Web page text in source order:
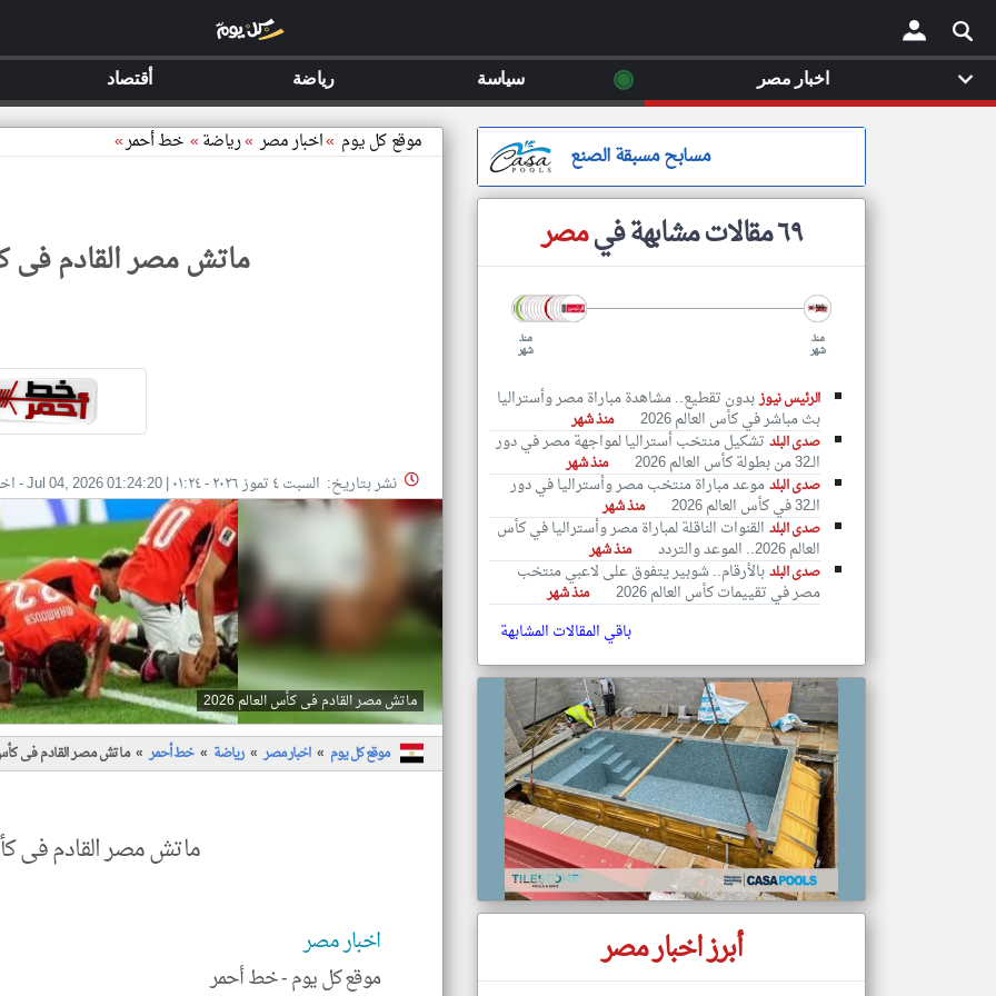
× موقع كل يوم »اخبار مصر »رياضة» خط أحمر»
ماتش مصر القادم فى كأس
نشر بتاريخ: السبت ٤ تموز ٢٠٢٦ - ٠١:٢٤ |
Jul 04, 2026 01:24:20
-
ماتش مصر القادم فى كأس العالم 2026
موقع كل يوم اخبار مصر رياضة خط أحمر ماتش مصر القادم فى كأس
ماتش مصر القادم فى كأس
اخبار مصر
موقع كل يوم -خط أحمر
مسابح مسبقة الصنع
٦٩ مقالات مشابهة في مصر
منذ
شهر
منذ
شهر
الرئيس نيوزبدون تقطيع.. مشاهدة مباراة مصر وأستراليا
بث مباشر في كأس العالم 2026
منذ شهر
صدى البلد تشكيل منتخب أستراليا لمواجهة مصر في دور
الـ32 من بطولة كأس العالم 2026
منذ شهر
صدى البلد موعد مباراة منتخب مصر وأستراليا في دور
الـ32 في كأس العالم 2026
منذ شهر
صدى البلد القنوات الناقلة لمباراة مصر وأستراليا في كأس
العالم 2026.. الموعد والتردد
منذ شهر
صدى البلد بالأرقام.. شوبير يتفوق على لاعبي منتخب
مصر في تقييمات كأس العالم 2026 منذ شهر
باقي المقالات المشابهة
أبرز اخبار مصر
اخبار مصر ◉ سياسة رياضة أقتصاد